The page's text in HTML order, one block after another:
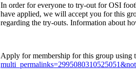
In order for everyone to try-out for OSI
have applied, we will accept you for this
regarding the try-outs. Information about
Apply for membership for this group using